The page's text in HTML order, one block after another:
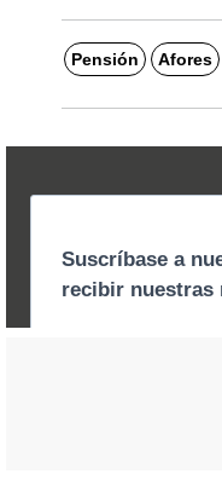
Pensión Afores